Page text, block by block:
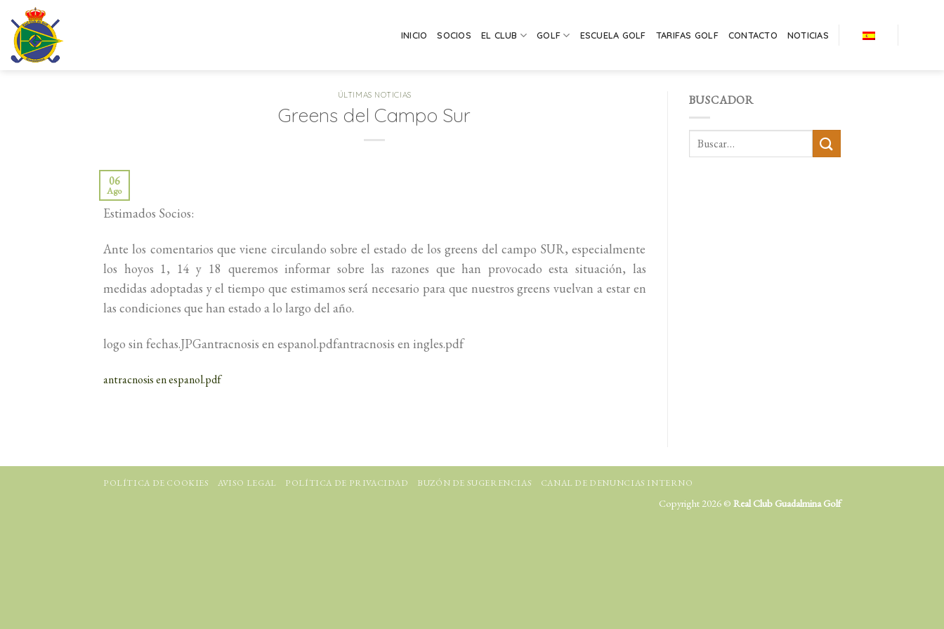
contenido
INICIO SOCIOS EL CLUB GOLF ESCUELA GOLF TARIFAS GOLF CONTACTO NOTICIAS
ÚLTIMAS NOTICIAS
Greens del Campo Sur
06
Ago
Estimados Socios:
Ante los comentarios que viene circulando sobre el estado de los greens del campo SUR, especialmente
los hoyos 1, 14 y 18 queremos informar sobre las razones que han provocado esta situación, las
medidas adoptadas y el tiempo que estimamos será necesario para que nuestros greens vuelvan a estar en
las condiciones que han estado a lo largo del año.
logo sin fechas.JPGantracnosis en espanol.pdfantracnosis en ingles.pdf
antracnosis en espanol.pdf
BUSCADOR
POLÍTICA DE COOKIES AVISO LEGAL POLÍTICA DE PRIVACIDAD BUZÓN DE SUGERENCIAS CANAL DE DENUNCIAS INTERNO
Copyright 2026 © Real Club Guadalmina Golf